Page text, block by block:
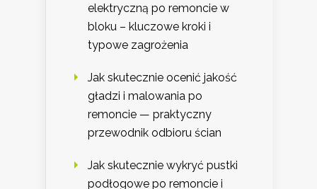
elektryczną po remoncie w
bloku – kluczowe kroki i
typowe zagrożenia
Jak skutecznie ocenić jakość
gładzi i malowania po
remoncie — praktyczny
przewodnik odbioru ścian
Jak skutecznie wykryć pustki
podłogowe po remoncie i